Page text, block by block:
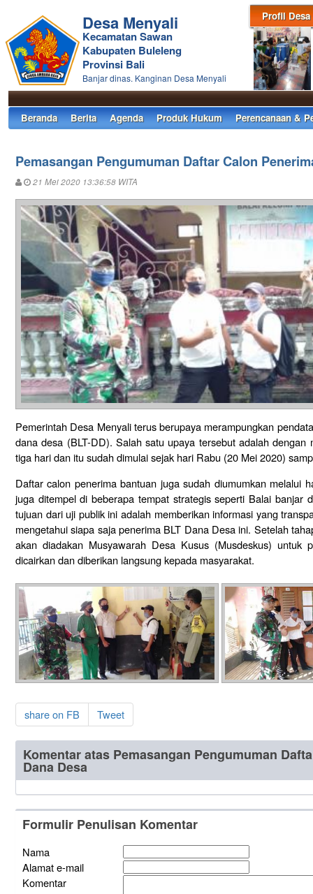
Profil Desa
Desa Menyali
Kecamatan Sawan
Kabupaten Buleleng
Provinsi Bali
Banjar dinas. Kanginan Desa Menyali
Beranda Berita Agenda Produk Hukum Perencanaan &
Pemasangan Pengumuman Daftar Calon
21 Mei 2020 13:36:58 WITA
Pemerintah Desa Menyali terus berupaya merampungkan
dana desa (BLT-DD). Salah satu upaya tersebut adalah dengan
tiga hari dan itu sudah dimulai sejak hari Rabu (20 Mei 2020)
Daftar calon penerima bantuan juga sudah diumumkan melalui
juga ditempel di beberapa tempat strategis seperti Balai banjar
tujuan dari uji publik ini adalah memberikan informasi yang
mengetahui siapa saja penerima BLT Dana Desa ini. Setelah
akan diadakan Musyawarah Desa Kusus (Musdeskus) untuk
dicairkan dan diberikan langsung kepada masyarakat.
share on FB Tweet
Komentar atas Pemasangan Pengumuman
Dana Desa
Formulir Penulisan Komentar
Nama
Alamat e-mail
Komentar